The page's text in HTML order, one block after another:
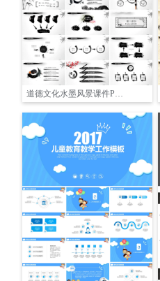
道德文化水墨风景课件PPT模板